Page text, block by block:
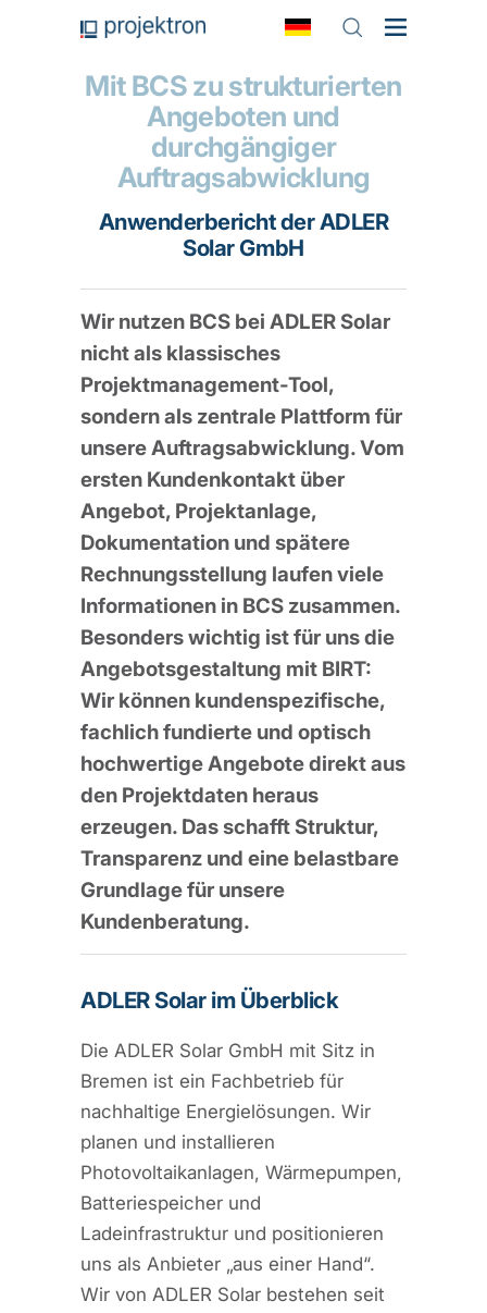
Mit BCS zu strukturierten
Angeboten und
durchgängiger
Auftragsabwicklung
Anwenderbericht der ADLER
Solar GmbH
Wir nutzen BCS bei ADLER Solar
nicht als klassisches
Projektmanagement-Tool,
sondern als zentrale Plattform für
unsere Auftragsabwicklung. Vom
ersten Kundenkontakt über
Angebot, Projektanlage,
Dokumentation und spätere
Rechnungsstellung laufen viele
Informationen in BCS zusammen.
Besonders wichtig ist für uns die
Angebotsgestaltung mit BIRT:
Wir können kundenspezifische,
fachlich fundierte und optisch
hochwertige Angebote direkt aus
den Projektdaten heraus
erzeugen. Das schafft Struktur,
Transparenz und eine belastbare
Grundlage für unsere
Kundenberatung.
ADLER Solar im Überblick
Die ADLER Solar GmbH mit Sitz in
Bremen ist ein Fachbetrieb für
nachhaltige Energielösungen. Wir
planen und installieren
Photovoltaikanlagen, Wärmepumpen,
Batteriespeicher und
Ladeinfrastruktur und positionieren
uns als Anbieter „aus einer Hand“.
Wir von ADLER Solar bestehen seit